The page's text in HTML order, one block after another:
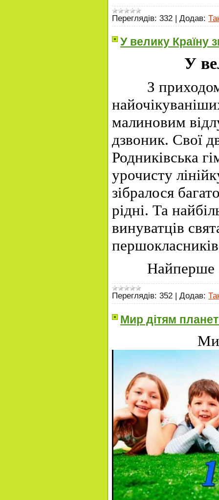
Переглядів: 332 | Додав:
У велику Країну
У
З приходом
малиновим
дзвоник. Свої
Родниківська
урочисту
зібралося
рідні. Та
винуватців
Найперше
Переглядів: 352 Додав:
Мир дітям